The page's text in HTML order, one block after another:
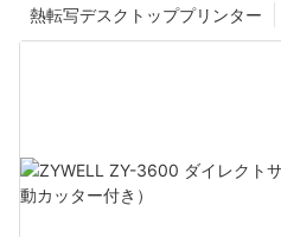
熱転写デスクトッププリンター